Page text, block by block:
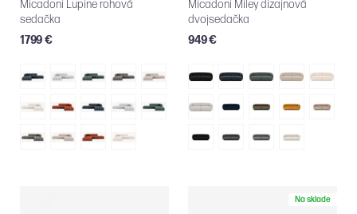
Micadoni Lupine rohová
sedačka
1799 €
Micadoni Miley dizajnová
dvojsedačka
949 €
Na sklade